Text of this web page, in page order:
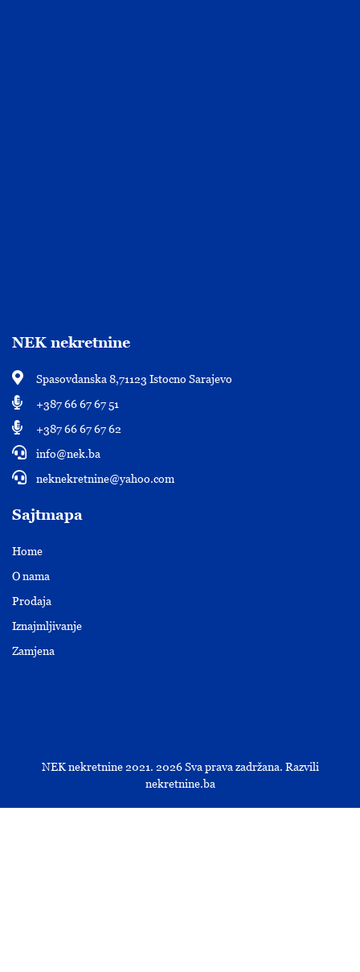
NEK nekretnine
Spasovdanska 8,71123 Istocno Sarajevo
+387 66 67 67 51
+387 66 67 67 62
info@nek.ba
neknekretnine@yahoo.com
Sajtmapa
Home
O nama
Prodaja
Iznajmljivanje
Zamjena
NEK nekretnine 2021. 2026Sva prava zadržana. Razvili
nekretnine.ba